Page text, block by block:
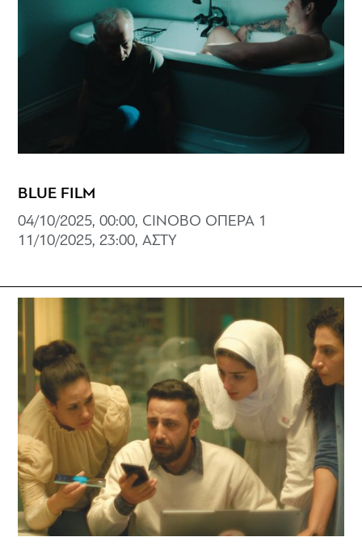
BLUE FILM
04/10/2025, 00:00, CINOBO ΟΠΕΡΑ 1
11/10/2025, 23:00, ΑΣΤΥ